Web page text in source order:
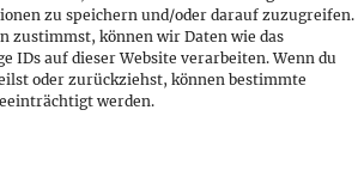
zu speichern und/oder darauf zuzugreifen.
zustimmst, können wir Daten wie das
IDs auf dieser Website verarbeiten. Wenn du
oder zurückziehst, können bestimmte
werden.